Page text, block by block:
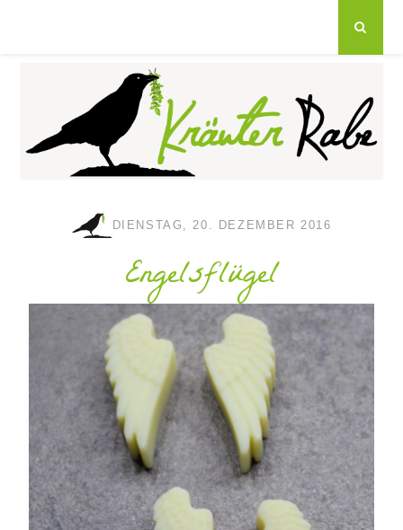
DIENSTAG, 20. DEZEMBER 2016
Engelsflügel